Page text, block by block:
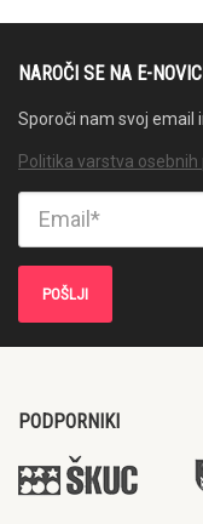
NAROČI SE NA E-
Sporoči nam svoj email
Politika varstva osebnih
PODPORNIKI